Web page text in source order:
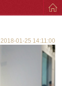
2018-01-25 14:11:00